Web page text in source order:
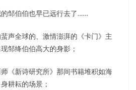
邹伯伯也早已远行去了……
声全球的、激情澎湃的《卡门》主
邹绛伯伯高大的身影；
《新诗研究所》那间书籍堆积如海
耕耘的场景；